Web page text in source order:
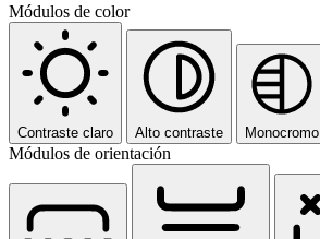
Módulos de color
Contraste claro Alto contraste Monocromo
Módulos de orientación